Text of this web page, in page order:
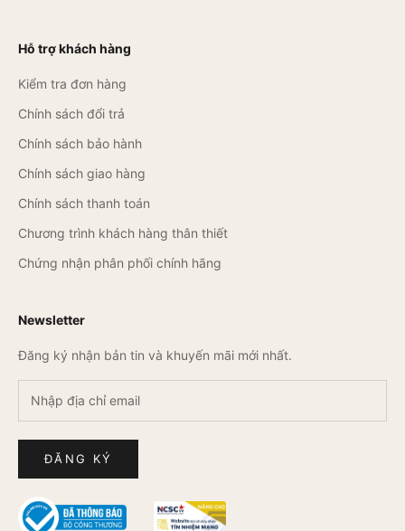
Hỗ trợ khách hàng
Kiểm tra đơn hàng
Chính sách đổi trả
Chính sách bảo hành
Chính sách giao hàng
Chính sách thanh toán
Chương trình khách hàng thân thiết
Chứng nhận phân phối chính hãng
Newsletter
Đăng ký nhận bản tin và khuyến mãi mới nhất.
ĐĂNG KÝ